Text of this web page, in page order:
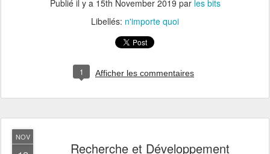
Publié il y a 15th November 2019 par les bits
Libellés: n'importe quoi
1 Afficher les commentaires
NOV
Recherche et Développement